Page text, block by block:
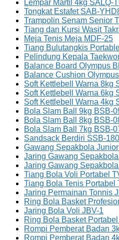
Lempar Martil 4kg SALQ-
Tongkat Estafet SAB-
Trampolin Senam Senior
Tiang dan Kursi Wasit
Meja Tenis Meja MDF-25
Tiang Bulutangkis
Pelindung Kepala
Balance Board Olympus
Balance Cushion
Soft Kettlebell Warna 8kg
Soft Kettlebell Warna 6kg
Soft Kettlebell Warna 4kg
Bola Slam Ball 9kg BSB-
Bola Slam Ball 8kg BSB-
Bola Slam Ball 7kg BSB-
Sandsack Berdiri SSB-180
Gawang Sepakbola
Jaring Gawang
Jaring Gawang
Tiang Bola Voli Portabel
Tiang Bola Tenis Portabel
Jaring Permainan Tonnis
Ring Bola Basket
Jaring Bola Voli JBV-1
Ring Bola Basket
Rompi Pemberat Badan
Rompi Pemberat Badan